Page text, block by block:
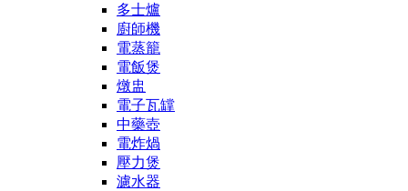
多士爐
廚師機
電蒸籠
電飯煲
燉盅
電子瓦罉
中藥壺
電炸煱
壓力煲
濾水器